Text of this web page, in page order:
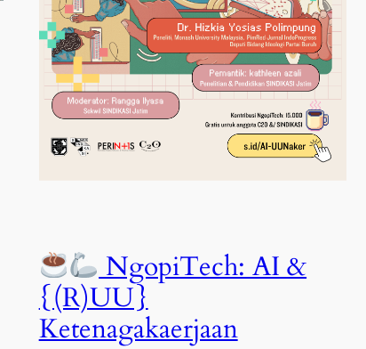
NgopiTech: AI &
{(R)UU}
Ketenagakaerjaan